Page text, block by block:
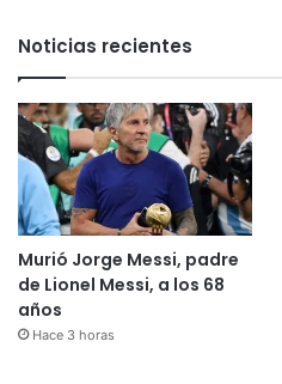
Noticias recientes
Murió Jorge Messi, padre
de Lionel Messi, a los 68
años
Hace 3 horas